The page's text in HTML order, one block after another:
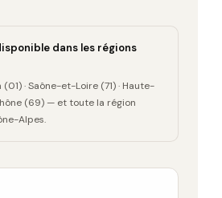
dans les régions
(01) · Saône-et-Loire (71) · Haute-
(69) — et toute la région
Alpes.